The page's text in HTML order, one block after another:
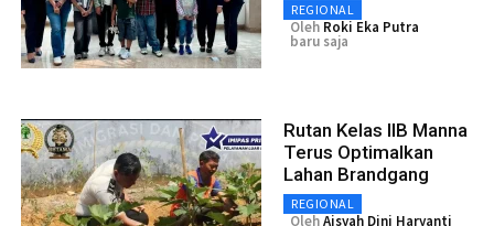
REGIONAL
Oleh Roki Eka Putra
baru saja
Rutan Kelas IIB Manna
Terus Optimalkan
Lahan Brandgang
REGIONAL
OlehAisyah Dini Haryanti